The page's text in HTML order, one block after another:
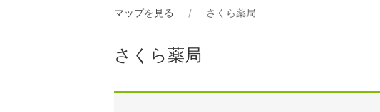
マップを見る さくら薬局
さくら薬局